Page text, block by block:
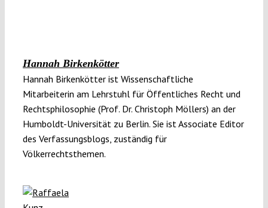
Hannah Birkenkötter
Hannah Birkenkötter ist Wissenschaftliche
Mitarbeiterin am Lehrstuhl für Öffentliches Recht und
Rechtsphilosophie (Prof. Dr. Christoph Möllers) an der
Humboldt-Universität zu Berlin. Sie ist Associate Editor
des Verfassungsblogs, zuständig für
Völkerrechtsthemen.